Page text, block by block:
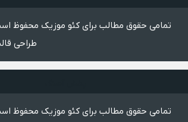
تمامی حقوق مطالب برای کئو موزیک محفوظ
طراحی
تمامی حقوق مطالب برای کئو موزیک محفوظ